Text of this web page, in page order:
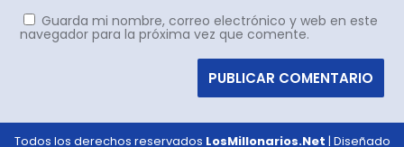
Guarda mi nombre, correo electrónico y web en este
navegador para la próxima vez que comente.
Todos los derechos reservados LosMillonarios.Net | Diseñado